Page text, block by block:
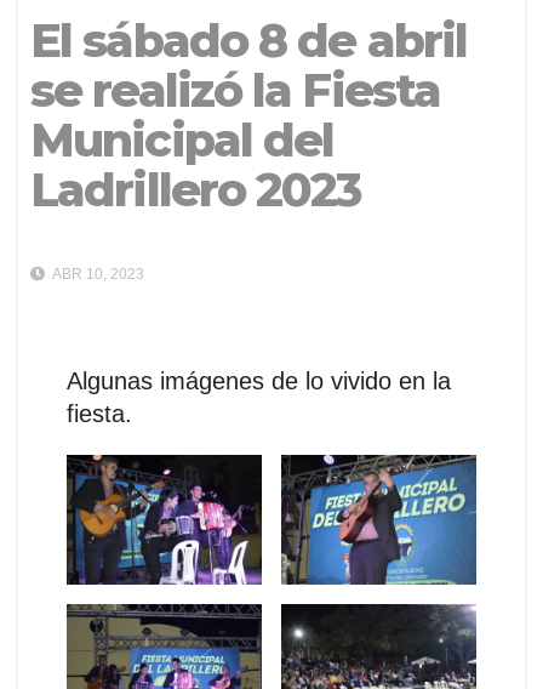
El sábado 8 de abril
se realizó la Fiesta
Municipal del
Ladrillero 2023
ABR 10, 2023
Algunas imágenes de lo vivido en la
fiesta.